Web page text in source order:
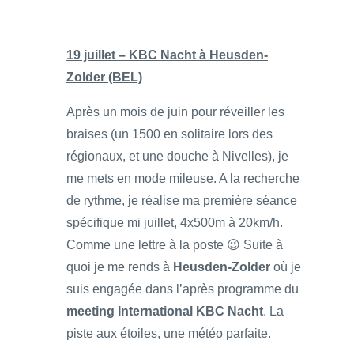
19 juillet – KBC Nacht à Heusden-
Zolder (BEL)
Après un mois de juin pour réveiller les
braises (un 1500 en solitaire lors des
régionaux, et une douche à Nivelles), je
me mets en mode mileuse. A la recherche
de rythme, je réalise ma première séance
spécifique mi juillet, 4x500m à 20km/h.
Comme une lettre à la poste 😉 Suite à
quoi je me rends à Heusden-Zolder où je
suis engagée dans l’après programme du
meeting International KBC Nacht. La
piste aux étoiles, une météo parfaite.